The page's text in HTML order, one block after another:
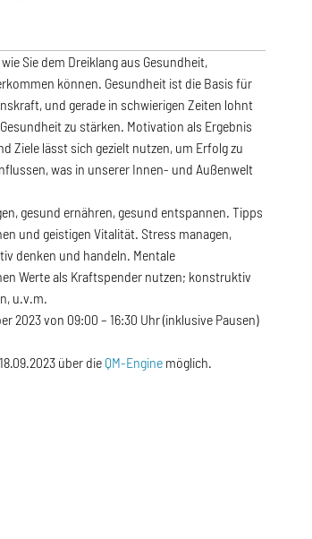
Sie dem Dreiklang aus Gesundheit,
können. Gesundheit ist die Basis für
und gerade in schwierigen Zeiten lohnt
zu stärken. Motivation als Ergebnis
Ziele lässt sich gezielt nutzen, um Erfolg zu
was in unserer Innen- und Außenwelt
gesund ernähren, gesund entspannen. Tipps
und geistigen Vitalität. Stress managen,
denken und handeln. Mentale
Werte als Kraftspender nutzen; konstruktiv
u.v.m.
2023 von 09:00 – 16:30 Uhr (inklusive Pausen)
über die QM-Engine möglich.